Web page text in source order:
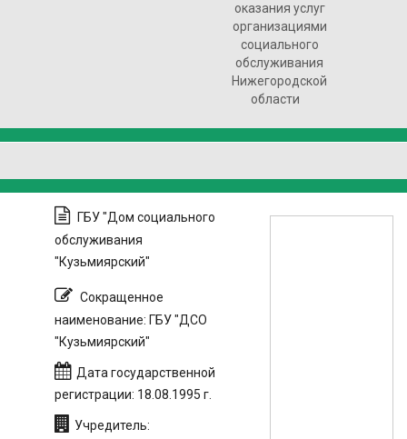
оказания услуг
организациями
социального
обслуживания
Нижегородской
области
ГБУ "Дом социального
обслуживания
"Кузьмиярский"
Сокращенное
наименование: ГБУ "ДСО
"Кузьмиярский"
Дата государственной
регистрации: 18.08.1995 г.
Учредитель: